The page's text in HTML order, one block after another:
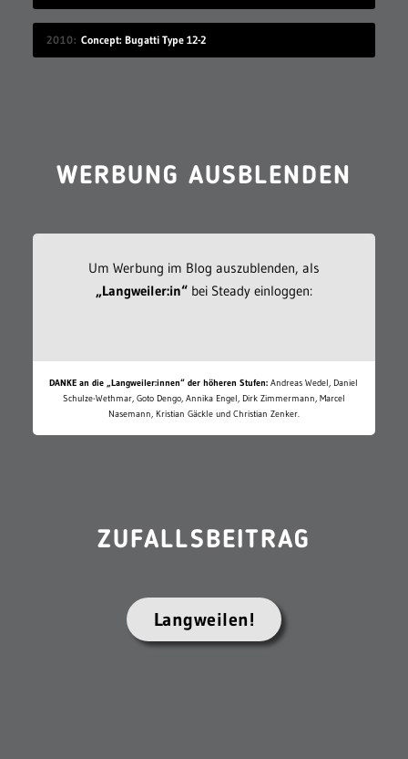
2010 Concept: Bugatti Type 12-2
WERBUNG AUSBLENDEN
Um Werbung im Blog auszublenden, als
„Langweiler:in“bei Steady einloggen:
DANKE an die „Langweiler:innen“ der höheren Stufen: Andreas Wedel, Daniel
Schulze-Wethmar, Goto Dengo, Annika Engel, Dirk Zimmermann, Marcel
Nasemann, Kristian Gäckle und Christian Zenker.
ZUFALLSBEITRAG
Langweilen!